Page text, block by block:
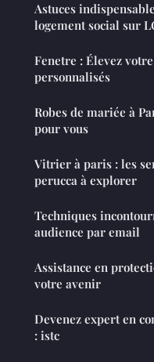
Astuces
logement social sur
Fenetre : Élevez
personnalisés
Robes de mariée à
pour vous
Vitrier à paris : les
perucca à explorer
Techniques
audience par email
Assistance en
votre avenir
Devenez expert en
: istc